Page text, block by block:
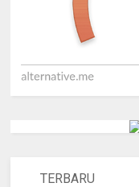
TERBARU